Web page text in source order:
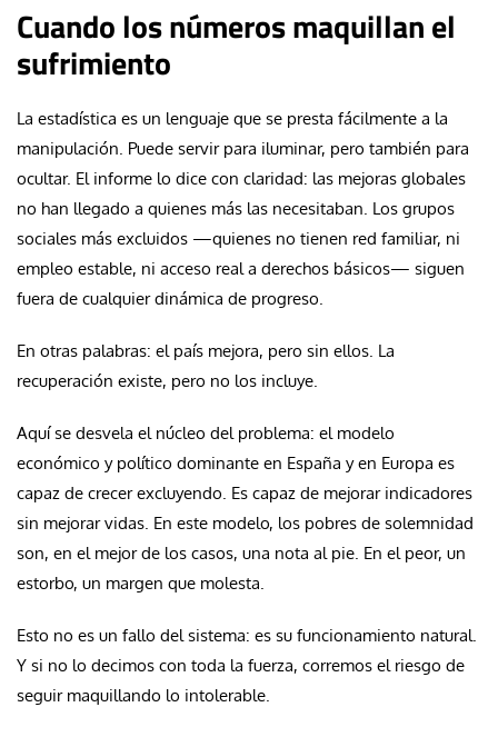
Cuando los números maquillan el
sufrimiento
La estadística es un lenguaje que se presta fácilmente a la
manipulación. Puede servir para iluminar, pero también para
ocultar. El informe lo dice con claridad: las mejoras globales
no han llegado a quienes más las necesitaban. Los grupos
sociales más excluidos —quienes no tienen red familiar, ni
empleo estable, ni acceso real a derechos básicos— siguen
fuera de cualquier dinámica de progreso.
En otras palabras: el país mejora, pero sin ellos. La
recuperación existe, pero no los incluye.
Aquí se desvela el núcleo del problema: el modelo
económico y político dominante en España y en Europa es
capaz de crecer excluyendo. Es capaz de mejorar indicadores
sin mejorar vidas. En este modelo, los pobres de solemnidad
son, en el mejor de los casos, una nota al pie. En el peor, un
estorbo, un margen que molesta.
Esto no es un fallo del sistema: es su funcionamiento natural.
Y si no lo decimos con toda la fuerza, corremos el riesgo de
seguir maquillando lo intolerable.